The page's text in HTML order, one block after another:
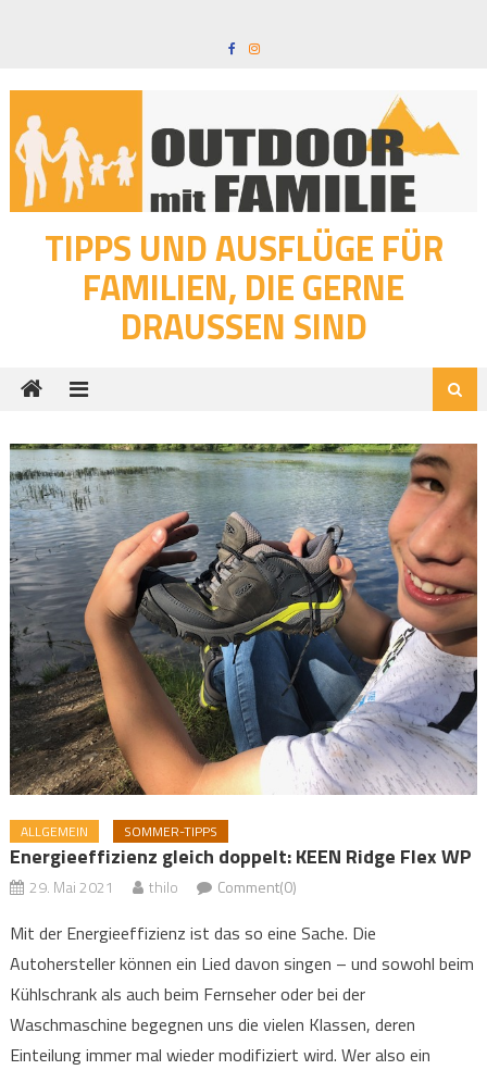
TIPPS UND AUSFLÜGE FÜR
FAMILIEN, DIE GERNE
DRAUSSEN SIND
ALLGEMEIN SOMMER-TIPPS
Energieeffizienz gleich doppelt: KEEN Ridge Flex WP
29. Mai 2021 thilo Comment(0)
Mit der Energieeffizienz ist das so eine Sache. Die
Autohersteller können ein Lied davon singen – und sowohl beim
Kühlschrank als auch beim Fernseher oder bei der
Waschmaschine begegnen uns die vielen Klassen, deren
Einteilung immer mal wieder modifiziert wird. Wer also ein